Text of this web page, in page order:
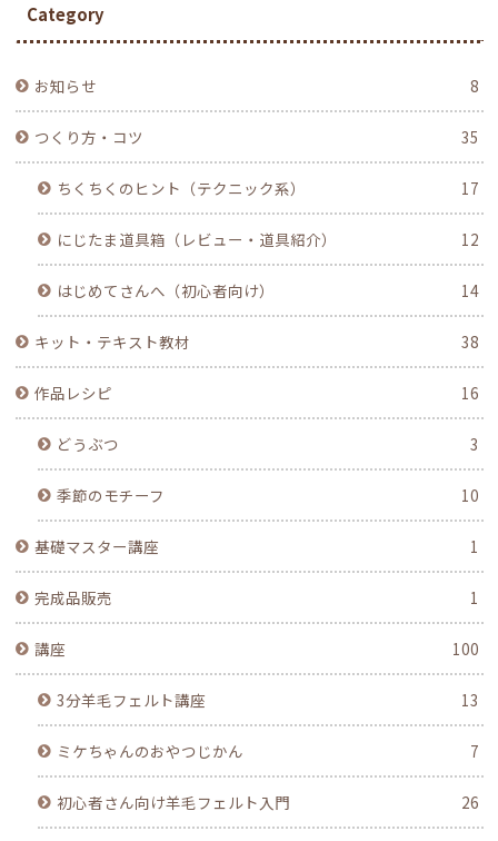
Category
お知らせ 8
つくり方・コツ 35
ちくちくのヒント（テクニック系） 17
にじたま道具箱（レビュー・道具紹介） 12
はじめてさんへ（初心者向け） 14
キット・テキスト教材 38
作品レシピ 16
どうぶつ 3
季節のモチーフ 10
基礎マスター講座 1
完成品販売 1
講座 100
3分羊毛フェルト講座 13
ミケちゃんのおやつじかん 7
初心者さん向け羊毛フェルト入門 26